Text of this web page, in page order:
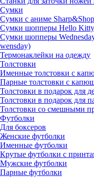
Сумки
Сумки с аниме Sharp&Shop
Сумки шопперы Hello
Сумки шопперы
wensday)
Термонаклейки на одежду
Толстовки
Именные толстовки с
Парные толстовки с
Толстовки в подарок для
Толстовки в подарок для
Толстовки со смешными
Футболки
Для боксеров
Женские футболки
Именные футболки
Крутые футболки с
Мужские футболки
Парные футболки